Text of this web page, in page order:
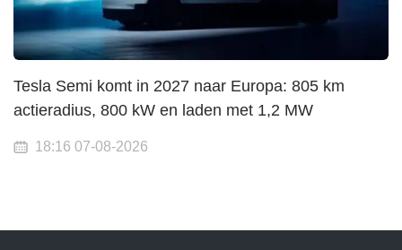
Tesla Semi komt in 2027 naar Europa: 805 km
actieradius, 800 kW en laden met 1,2 MW
18:16 07-08-2026